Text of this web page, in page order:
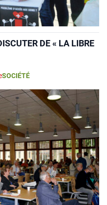
DE « LA LIBRE
SOCIÉTÉ